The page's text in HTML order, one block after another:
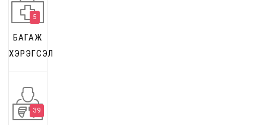
5
БАГАЖ
ХЭРЭГСЭЛ
39